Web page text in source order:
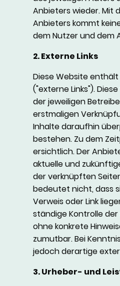
Anbieters wieder. Mit
Anbieters kommt
dem Nutzer und dem
2. Externe Links
Diese Website
("externe Links").
der jeweiligen
erstmaligen
Inhalte daraufhin
bestehen. Zu dem
ersichtlich. Der
aktuelle und
der verknüpften
bedeutet nicht, dass
Verweis oder Link
ständige Kontrolle
ohne konkrete
zumutbar. Bei
jedoch derartige
3. Urheber- und